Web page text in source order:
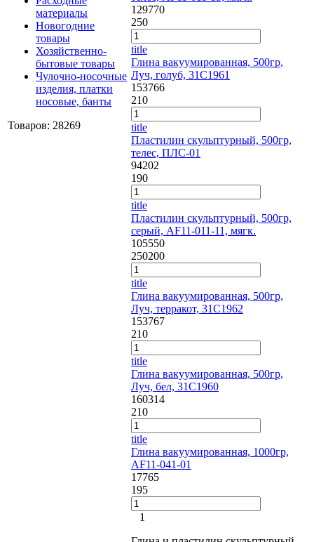
материалы
Новогодние
товары
Хозяйственно-
бытовые товары
Чулочно-носочные
изделия, платки
носовые, банты
Товаров: 28269
129770
250
title
Глина вакуумированная, 500гр,
Луч, голуб, 31С1961
153766
210
title
Пластилин скульптурный, 500гр,
телес, ПЛС-01
94202
190
title
Пластилин скульптурный, 500гр,
серый, AF11-011-11, мягк.
105550
250200
title
Глина вакуумированная, 500гр,
Луч, терракот, 31С1962
153767
210
title
Глина вакуумированная, 500гр,
Луч, бел, 31С1960
160314
210
title
Глина вакуумированная, 1000гр,
AF11-041-01
17765
195
1